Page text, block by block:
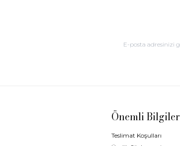
Önemli Bilgiler
Teslimat Koşulları